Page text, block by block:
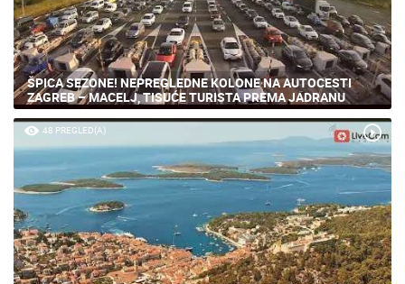
ŠPICA SEZONE! NEPREGLEDNE KOLONE NA AUTOCESTI
ZAGREB – MACELJ, TISUĆE TURISTA PREMA JADRANU
48 PREGLED(A)